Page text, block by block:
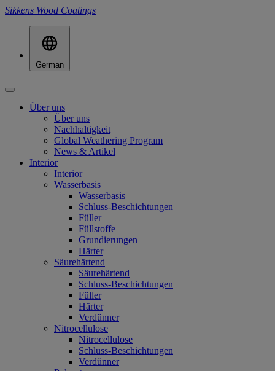
Sikkens Wood Coatings
German
Über uns
Über uns
Nachhaltigkeit
Global Weathering Program
News & Artikel
Interior
Interior
Wasserbasis
Wasserbasis
Schluss-Beschichtungen
Füller
Füllstoffe
Grundierungen
Härter
Säurehärtend
Säurehärtend
Schluss-Beschichtungen
Füller
Härter
Verdünner
Nitrocellulose
Nitrocellulose
Schluss-Beschichtungen
Verdünner